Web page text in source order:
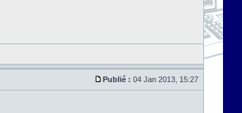
Publié : 04 Jan 2013, 15:27